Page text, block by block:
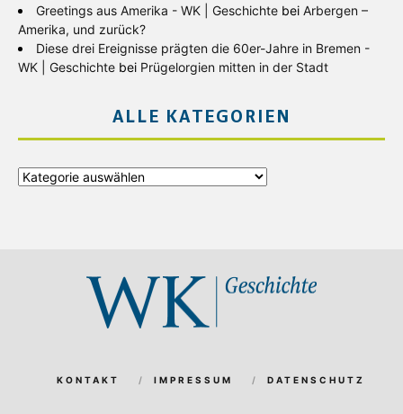
Greetings aus Amerika - WK | Geschichte bei Arbergen –
Amerika, und zurück?
Diese drei Ereignisse prägten die 60er-Jahre in Bremen -
WK | Geschichte bei Prügelorgien mitten in der Stadt
ALLE KATEGORIEN
Alle
KONTAKT IMPRESSUM DATENSCHUTZ